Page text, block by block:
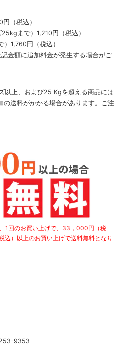
（税込）
25kgまで） 1,210円（税込）
） 1,760円（税込）
金額に追加料金が発生する場合がご
以上、および25 Kgを超える商品には
送料がかかる場合があります。 ご注
1回のお買い上げで、33，000円（税
）以上のお買い上げで送料無料となり
9353